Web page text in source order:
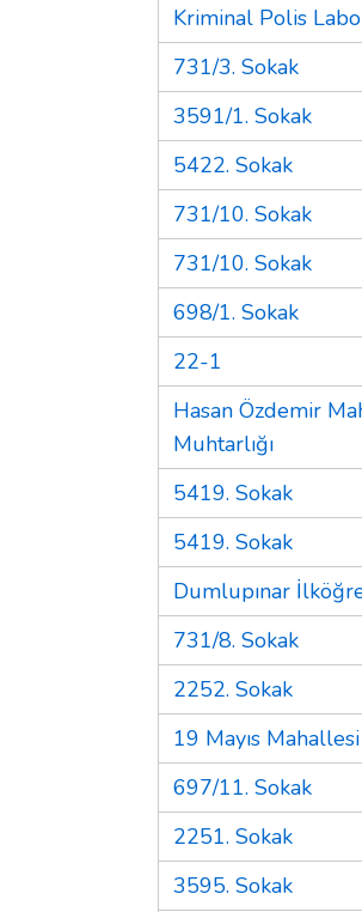
Kriminal Polis
731/3. Sokak
3591/1. Sokak
5422. Sokak
731/10. Sokak
731/10. Sokak
698/1. Sokak
22-1
Hasan Özdemir
Muhtarlığı
5419. Sokak
5419. Sokak
Dumlupınar
731/8. Sokak
2252. Sokak
19 Mayıs Mahallesi
697/11. Sokak
2251. Sokak
3595. Sokak